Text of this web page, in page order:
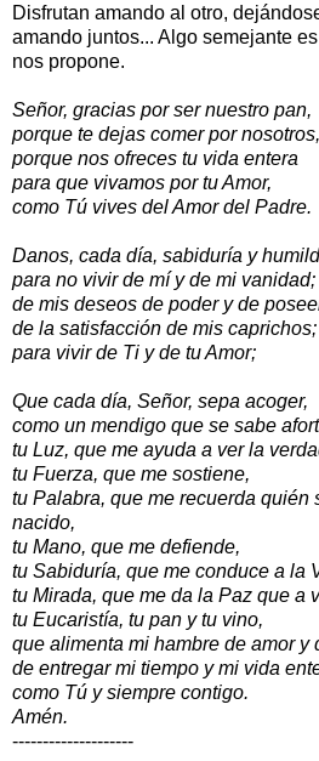
Disfrutan amando al otro,
amando juntos... Algo semejante
nos propone.
Señor, gracias por ser nuestro pan,
porque te dejas comer por nosotros,
porque nos ofreces tu vida entera
para que vivamos por tu Amor,
como Tú vives del Amor del Padre.
Danos, cada día, sabiduría y
para no vivir de mí y de mi vanidad;
de mis deseos de poder y de
de la satisfacción de mis caprichos;
para vivir de Ti y de tu Amor;
Que cada día, Señor, sepa acoger,
como un mendigo que se sabe
tu Luz, que me ayuda a ver la
tu Fuerza, que me sostiene,
tu Palabra, que me recuerda quién
nacido,
tu Mano, que me defiende,
tu Sabiduría, que me conduce a la
tu Mirada, que me da la Paz que a
tu Eucaristía, tu pan y tu vino,
que alimenta mi hambre de amor y
de entregar mi tiempo y mi vida
como Tú y siempre contigo.
Amén.
--------------------